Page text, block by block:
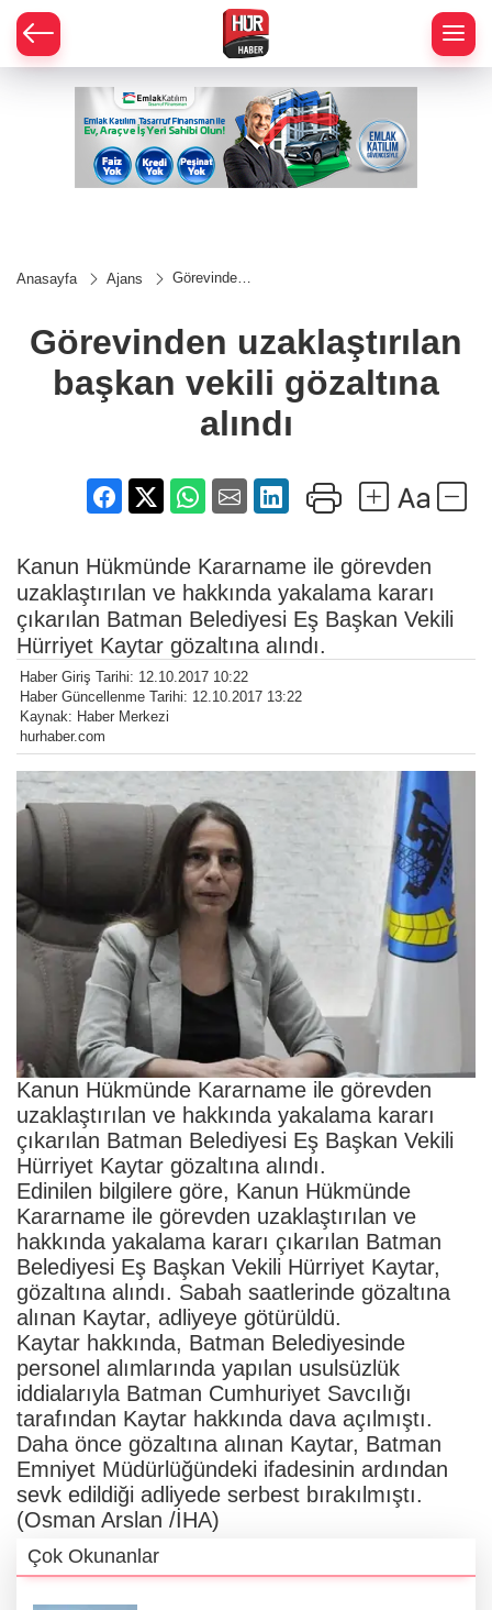
Anasayfa Ajans
Görevinden
gözaltına
alındı
Görevinden uzaklaştırılan
başkan vekili gözaltına
alındı
Kanun Hükmünde Kararname ile görevden
uzaklaştırılan ve hakkında yakalama kararı
çıkarılan Batman Belediyesi Eş Başkan Vekili
Hürriyet Kaytar gözaltına alındı.
Haber Giriş Tarihi: 12.10.2017 10:22
Haber Güncellenme Tarihi: 12.10.2017 13:22
Kaynak: Haber Merkezi
hurhaber.com
Kanun Hükmünde Kararname ile görevden
uzaklaştırılan ve hakkında yakalama kararı
çıkarılan Batman Belediyesi Eş Başkan Vekili
Hürriyet Kaytar gözaltına alındı.
Edinilen bilgilere göre, Kanun Hükmünde
Kararname ile görevden uzaklaştırılan ve
hakkında yakalama kararı çıkarılan Batman
Belediyesi Eş Başkan Vekili Hürriyet Kaytar,
gözaltına alındı. Sabah saatlerinde gözaltına
alınan Kaytar, adliyeye götürüldü.
Kaytar hakkında, Batman Belediyesinde
personel alımlarında yapılan usulsüzlük
iddialarıyla Batman Cumhuriyet Savcılığı
tarafından Kaytar hakkında dava açılmıştı.
Daha önce gözaltına alınan Kaytar, Batman
Emniyet Müdürlüğündeki ifadesinin ardından
sevk edildiği adliyede serbest bırakılmıştı.
(Osman Arslan /İHA)
Çok Okunanlar